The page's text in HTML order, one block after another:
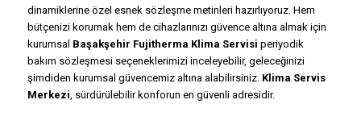
dinamiklerine özel esnek sözleşme metinleri hazırlıyoruz. Hem
bütçenizi korumak hem de cihazlarınızı güvence altına almak için
kurumsal Başakşehir Fujitherma Klima Servisi periyodik
bakım sözleşmesi seçeneklerimizi inceleyebilir, geleceğinizi
şimdiden kurumsal güvencemiz altına alabilirsiniz. Klima Servis
Merkezi , sürdürülebilir konforun en güvenli adresidir.